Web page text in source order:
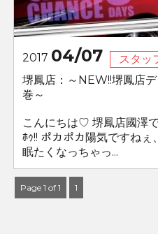
2017 04/07
スタッ
堺鳳店：～NEW!!堺鳳店
巻～
こんにちは♡ 堺鳳店國澤
ﾎｩ!! ポカポカ陽気ですねぇ
眠たくなっちゃっ...
Page 1 of 1 1